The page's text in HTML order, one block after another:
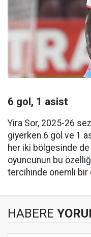
6 gol, 1 asist
Yira Sor, 2025-26
giyerken 6 gol ve 1
her iki bölgesinde
oyuncunun bu
tercihinde önemli bir
HABERE